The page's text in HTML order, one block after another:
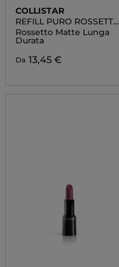
COLLISTAR
REFILL PURO ROSSETTO
MATTE
Rossetto Matte Lunga
Durata
Da 13,45 €